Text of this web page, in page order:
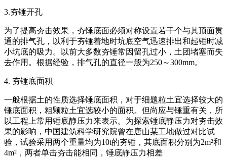
3.夯锤开孔
为了提高夯击效果，夯锤底面必须对称设置若干个与其顶面贯
通的排气孔，以利于夯锤着地时坑底空气迅速排出和起锤时减
小坑底的吸力。以前大多数夯锤常因留孔过小，土团堵塞而失
去作用。根据经验，排气孔的直径一般为250～300mm。
4. 夯锤底面积
一般根据土的性质选择锤底面积，对于细题粒土宜选择较大的
锤底面积，粗颗粒土宜选较小的面积。但尚应与锤重有关，所
以工程上常用锤底静压力来表示。为探索锤底静压力对夯击效
果的影响，中国建筑科学研究院曾在唐山某工地做过对比试
验，试验采用两个重量均为10t的夯锤，其底面积分别为2m²和
4m²，两者单击夯击能相同，锤底静压力相差